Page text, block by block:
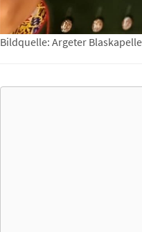
Bildquelle: Argeter Blaskapelle